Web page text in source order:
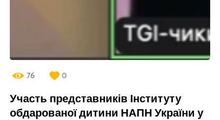
Участь представників Інституту
обдарованої дитини НАПН України у
76 0